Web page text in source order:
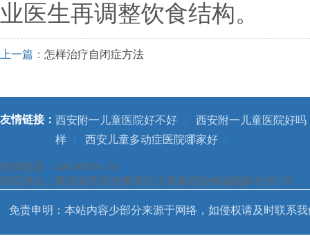
业医生再调整饮食结构。
上一篇： 怎样治疗自闭症方法
友情链接： 西安附一儿童医院好不好 |
西安附一儿童医院好吗
样
| 西安儿童多动症医院哪家好 |
咨询电话：400-8699-120
医院地址：陕西省西安市雁塔区大寨路西段铭城国际社区1号
免责申明：本站内容少部分来源于网络，如侵权请及时联系